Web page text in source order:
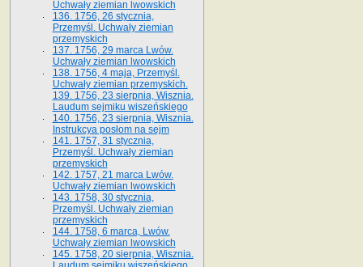
Uchwały ziemian lwowskich
136. 1756, 26 stycznia,
Przemyśl. Uchwały ziemian
przemyskich
137. 1756, 29 marca Lwów.
Uchwały ziemian lwowskich
138. 1756, 4 maja, Przemyśl.
Uchwały ziemian przemyskich.
139. 1756, 23 sierpnia, Wisznia.
Laudum sejmiku wiszeńskiego
140. 1756, 23 sierpnia, Wisznia.
Instrukcya posłom na sejm
141. 1757, 31 stycznia,
Przemyśl. Uchwały ziemian
przemyskich
142. 1757, 21 marca Lwów.
Uchwały ziemian lwowskich
143. 1758, 30 stycznia,
Przemyśl. Uchwały ziemian
przemyskich
144. 1758, 6 marca, Lwów.
Uchwały ziemian lwowskich
145. 1758, 20 sierpnia, Wisznia.